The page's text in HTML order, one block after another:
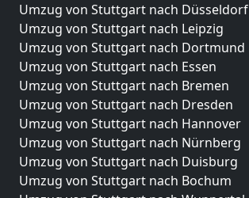
Umzug von Stuttgart nach Düsseldorf
Umzug von Stuttgart nach Leipzig
Umzug von Stuttgart nach Dortmund
Umzug von Stuttgart nach Essen
Umzug von Stuttgart nach Bremen
Umzug von Stuttgart nach Dresden
Umzug von Stuttgart nach Hannover
Umzug von Stuttgart nach Nürnberg
Umzug von Stuttgart nach Duisburg
Umzug von Stuttgart nach Bochum